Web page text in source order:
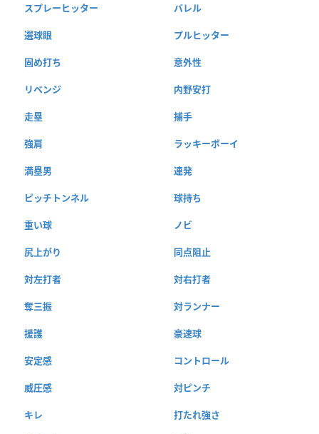
スプレーヒッター バレル
選球眼 プルヒッター
固め打ち 意外性
リベンジ 内野安打
走塁 捕手
強肩 ラッキーボーイ
満塁男 連発
ピッチトンネル 球持ち
重い球 ノビ
尻上がり 同点阻止
対左打者 対右打者
奪三振 対ランナー
援護 豪速球
安定感 コントロール
威圧感 対ピンチ
キレ 打たれ強さ